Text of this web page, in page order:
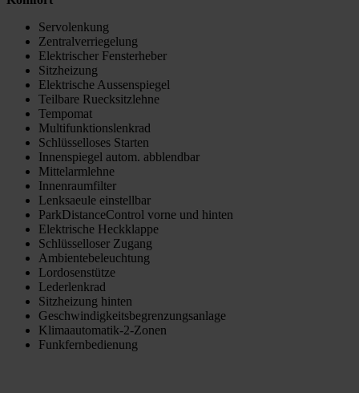
Servolenkung
Zentralverriegelung
Elektrischer Fensterheber
Sitzheizung
Elektrische Aussenspiegel
Teilbare Ruecksitzlehne
Tempomat
Multifunktionslenkrad
Schlüsselloses Starten
Innenspiegel autom. abblendbar
Mittelarmlehne
Innenraumfilter
Lenksaeule einstellbar
ParkDistanceControl vorne und hinten
Elektrische Heckklappe
Schlüsselloser Zugang
Ambientebeleuchtung
Lordosenstütze
Lederlenkrad
Sitzheizung hinten
Geschwindigkeitsbegrenzungsanlage
Klimaautomatik-2-Zonen
Funkfernbedienung